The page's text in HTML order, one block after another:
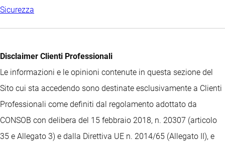
Sicurezza
Disclaimer Clienti Professionali
Le informazioni e le opinioni contenute in questa sezione del
Sito cui sta accedendo sono destinate esclusivamente a Clienti
Professionali come definiti dal regolamento adottato da
CONSOB con delibera del 15 febbraio 2018, n. 20307 (articolo
35 e Allegato 3) e dalla Direttiva UE n. 2014/65 (Allegato II), e